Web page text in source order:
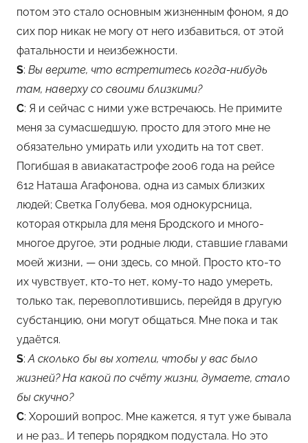
потом это стало основным жизненным фоном, я до
сих пор никак не могу от него избавиться, от этой
фатальности и неизбежности.
S: Вы верите, что встретитесь когда-нибудь
там, наверху со своими близкими?
С: Я и сейчас с ними уже встречаюсь. Не примите
меня за сумасшедшую, просто для этого мне не
обязательно умирать или уходить на тот свет.
Погибшая в авиакатастрофе 2006 года на рейсе
612 Наташа Агафонова, одна из самых близких
людей; Светка Голубева, моя однокурсница,
которая открыла для меня Бродского и много-
многое другое, эти родные люди, ставшие главами
моей жизни, — они здесь, со мной. Просто кто-то
их чувствует, кто-то нет, кому-то надо умереть,
только так, перевоплотившись, перейдя в другую
субстанцию, они могут общаться. Мне пока и так
удаётся.
S:А сколько бы вы хотели, чтобы у вас было
жизней? На какой по счёту жизни, думаете, стало
бы скучно?
С: Хороший вопрос. Мне кажется, я тут уже бывала
и не раз… И теперь порядком подустала. Но это